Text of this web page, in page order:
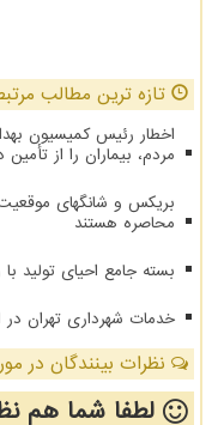
تازه ترین مطالب
اخطار رئیس کمیسیون
مردم، بیماران را از
بریکس و شانگهای
محاصره هستند
بسته جامع احیای تولید
خدمات شهرداری تهران
نظرات بینندگان در
لطفا شما هم